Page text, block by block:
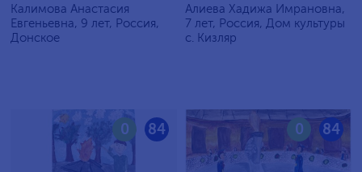
Калимова Анастасия
Евгеньевна, 9 лет, Россия,
Донское
Алиева Хадижа Имрановна,
7 лет, Россия, Дом культуры
с. Кизляр
84
0 84
0